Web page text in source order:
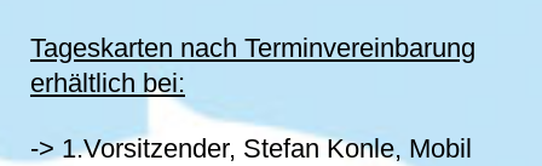
Tageskarten nach Terminvereinbarung
erhältlich bei:
-> 1.Vorsitzender, Stefan Konle, Mobil